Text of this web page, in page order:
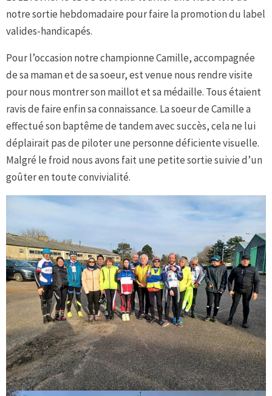
notre sortie hebdomadaire pour faire la promotion du label
valides-handicapés.
Pour l’occasion notre championne Camille, accompagnée
de sa maman et de sa soeur, est venue nous rendre visite
pour nous montrer son maillot et sa médaille. Tous étaient
ravis de faire enfin sa connaissance. La soeur de Camille a
effectué son baptême de tandem avec succès, cela ne lui
déplairait pas de piloter une personne déficiente visuelle.
Malgré le froid nous avons fait une petite sortie suivie d’un
goûter en toute convivialité.